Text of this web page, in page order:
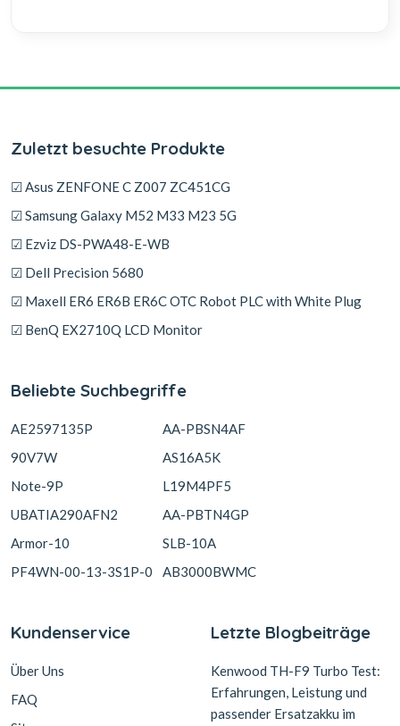
Zuletzt besuchte Produkte
☑ Asus ZENFONE C Z007 ZC451CG
☑ Samsung Galaxy M52 M33 M23 5G
☑ Ezviz DS-PWA48-E-WB
☑ Dell Precision 5680
☑ Maxell ER6 ER6B ER6C OTC Robot PLC with White Plug
☑ BenQ EX2710Q LCD Monitor
Beliebte Suchbegriffe
AE2597135P
90V7W
Note-9P
UBATIA290AFN2
Armor-10
PF4WN-00-13-3S1P-0
AA-PBSN4AF
AS16A5K
L19M4PF5
AA-PBTN4GP
SLB-10A
AB3000BWMC
Kundenservice
Über Uns
FAQ
Letzte Blogbeiträge
Kenwood TH-F9 Turbo Test:
Erfahrungen, Leistung und
passender Ersatzakku im